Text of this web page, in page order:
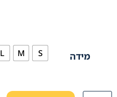
מידה S
M
L